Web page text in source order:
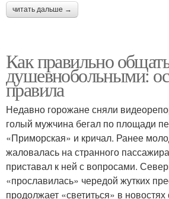
читать дальше →
Как правильно
душевнобольными:
правила
Недавно горожане сняли
голый мужчина бегал по площади
«Приморская» и кричал. Ранее
жаловалась на странного
приставал к ней с вопросами.
«прославилась» чередой жутких
продолжает «светиться» в